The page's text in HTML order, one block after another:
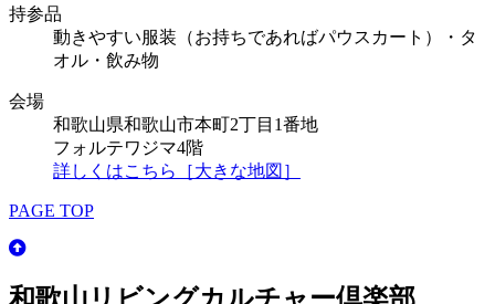
持参品
動きやすい服装（お持ちであればパウスカート）・タ
オル・飲み物
会場
和歌山県和歌山市本町2丁目1番地
フォルテワジマ4階
詳しくはこちら［大きな地図］
PAGE TOP